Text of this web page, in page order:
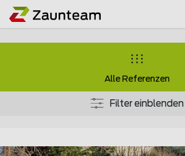
Alle Referenzen
Filter einblenden